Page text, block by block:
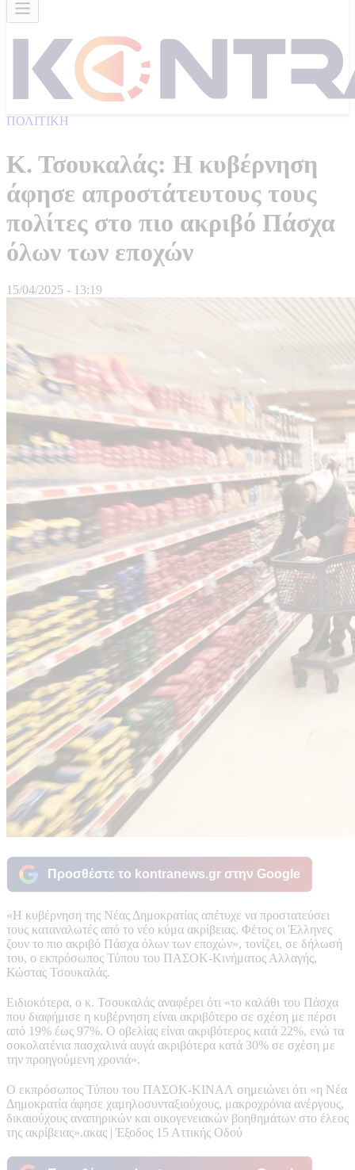
ΠΟΛΙΤΙΚΗ
Κ. Τσουκαλάς: Η κυβέρνηση
άφησε απροστάτευτους τους
πολίτες στο πιο ακριβό Πάσχα
όλων των εποχών
15/04/2025 - 13:19
Προσθέστε το kontranews.gr στην Google
«Η κυβέρνηση της Νέας Δημοκρατίας απέτυχε να προστατεύσει
τους καταναλωτές από το νέο κύμα ακρίβειας. Φέτος οι Έλληνες
ζουν το πιο ακριβό Πάσχα όλων των εποχών», τονίζει, σε δήλωσή
του, ο εκπρόσωπος Τύπου του ΠΑΣΟΚ-Κινήματος Αλλαγής,
Κώστας Τσουκαλάς.
Ειδιοκότερα, ο κ. Τσουκαλάς αναφέρει ότι «το καλάθι του Πάσχα
που διαφήμισε η κυβέρνηση είναι ακριβότερο σε σχέση με πέρσι
από 19% έως 97%. Ο οβελίας είναι ακριβότερος κατά 22%, ενώ τα
σοκολατένια πασχαλινά αυγά ακριβότερα κατά 30% σε σχέση με
την προηγούμενη χρονιά».
Ο εκπρόσωπος Τύπου του ΠΑΣΟΚ-ΚΙΝΑΛ σημειώνει ότι «η Νέα
Δημοκρατία άφησε χαμηλοσυνταξιούχους, μακροχρόνια ανέργους,
δικαιούχους αναπηρικών και οικογενειακών βοηθημάτων στο έλεος
της ακρίβειας».ακας | Έξοδος 15 Αττικής Οδού